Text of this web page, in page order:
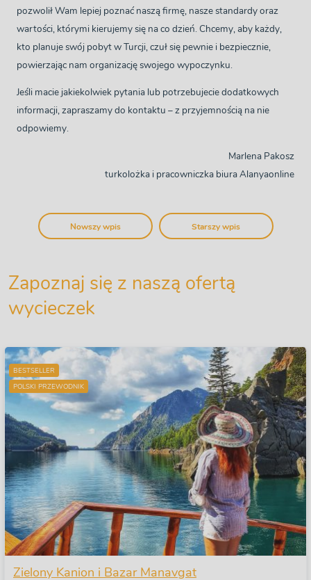
pozwolił Wam lepiej poznać naszą firmę, nasze standardy oraz
wartości, którymi kierujemy się na co dzień. Chcemy, aby każdy,
kto planuje swój pobyt w Turcji, czuł się pewnie i bezpiecznie,
powierzając nam organizację swojego wypoczynku.
Jeśli macie jakiekolwiek pytania lub potrzebujecie dodatkowych
informacji, zapraszamy do kontaktu – z przyjemnością na nie
odpowiemy.
Marlena Pakosz
turkolożka i pracowniczka biura Alanyaonline
Nowszy wpis Starszy wpis
Zapoznaj się z naszą ofertą
wycieczek
BESTSELLER
POLSKI PRZEWODNIK
Zielony Kanion i Bazar Manavgat